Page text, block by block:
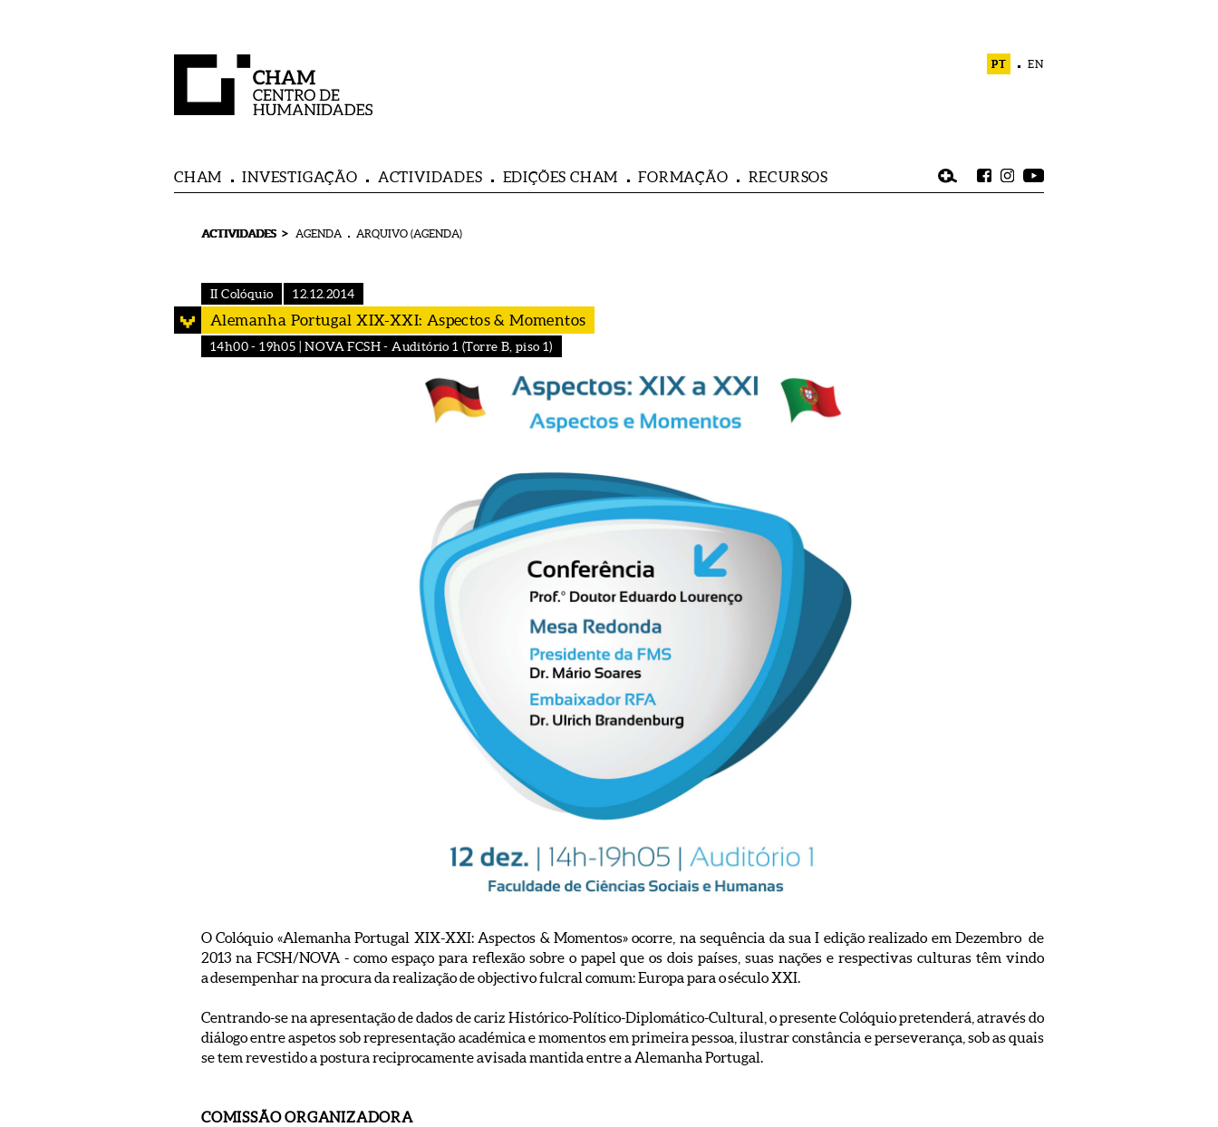
PT EN
CHAM INVESTIGAÇÃO ACTIVIDADES EDIÇÕES CHAM FORMAÇÃO RECURSOS
ACTIVIDADES > AGENDA ARQUIVO (AGENDA)
II Colóquio 12.12.2014
Alemanha Portugal XIX-XXI: Aspectos & Momentos
14h00 - 19h05 | NOVA FCSH - Auditório 1 (Torre B, piso 1)
O Colóquio «Alemanha Portugal XIX-XXI: Aspectos & Momentos» ocorre, na sequência da sua I edição realizado em Dezembro de
2013 na FCSH/NOVA - como espaço para reflexão sobre o papel que os dois países, suas nações e respectivas culturas têm vindo
a desempenhar na procura da realização de objectivo fulcral comum: Europa para o século XXI.
Centrando-se na apresentação de dados de cariz Histórico-Político-Diplomático-Cultural, o presente Colóquio pretenderá, através do
diálogo entre aspetos sob representação académica e momentos em primeira pessoa, ilustrar constância e perseverança, sob as quais
se tem revestido a postura reciprocamente avisada mantida entre a Alemanha Portugal.
COMISSÃO ORGANIZADORA